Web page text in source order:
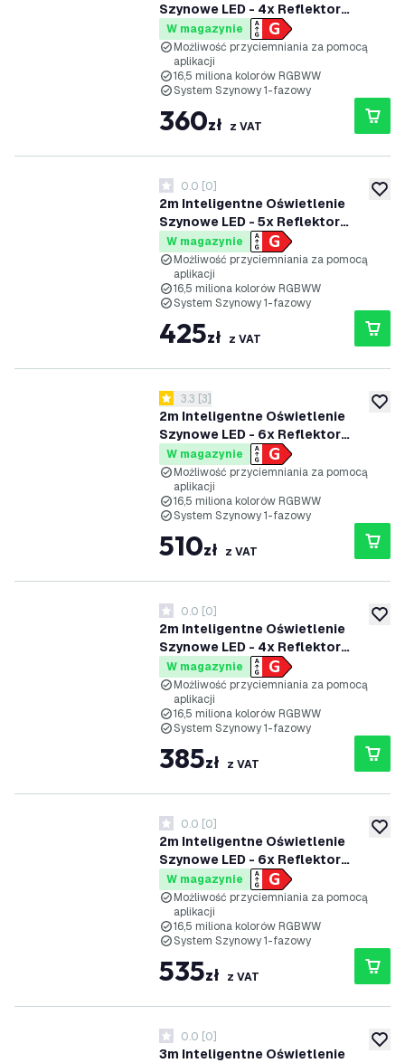
Szynowe LED - 4x Reflektor
Szynowy - 4.9W - RGB+CCT -
Możliwość Przyciemniania -
System Szynowy 1-fazowy - Biały
W magazynie
Możliwość przyciemniania za pomocą
aplikacji
16,5 miliona kolorów RGBWW
System Szynowy 1-fazowy
360zł z VAT
2m Inteligentne Oświetlenie
Szynowe LED - 5x Reflektor
Szynowy - 4.9W - RGB+CCT -
Możliwość Przyciemniania -
System Szynowy 1-fazowy - Biały
0 Gwiazdki oceny
0.0 [0]
W magazynie
Możliwość przyciemniania za pomocą
aplikacji
16,5 miliona kolorów RGBWW
System Szynowy 1-fazowy
425zł z VAT
2m Inteligentne Oświetlenie
Szynowe LED - 6x Reflektor
Szynowy - 4.9W - RGB+CCT -
Możliwość Przyciemniania -
System Szynowy 1-fazowy - Biały
otwórz panel recenzji
3.3 Gwiazdki oceny
3.3 [3]
W magazynie
Możliwość przyciemniania za pomocą
aplikacji
16,5 miliona kolorów RGBWW
System Szynowy 1-fazowy
510zł z VAT
2m Inteligentne Oświetlenie
Szynowe LED - 4x Reflektor
Szynowy - 4.9W - RGB+CCT -
Możliwość Przyciemniania -
System Szynowy 1-fazowy -
Czarny
0 Gwiazdki oceny
0.0 [0]
W magazynie
Możliwość przyciemniania za pomocą
aplikacji
16,5 miliona kolorów RGBWW
System Szynowy 1-fazowy
385zł z VAT
2m Inteligentne Oświetlenie
Szynowe LED - 6x Reflektor
Szynowy - 4.9W - RGB+CCT -
Możliwość Przyciemniania -
System Szynowy 1-fazowy -
Czarny
0 Gwiazdki oceny
0.0 [0]
W magazynie
Możliwość przyciemniania za pomocą
aplikacji
16,5 miliona kolorów RGBWW
System Szynowy 1-fazowy
535zł z VAT
3m Inteligentne Oświetlenie
0 Gwiazdki oceny
0.0 [0]